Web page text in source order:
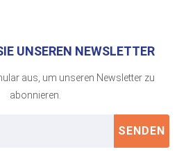
UNSEREN NEWSLETTER
aus, um unseren Newsletter zu
abonnieren.
SENDEN